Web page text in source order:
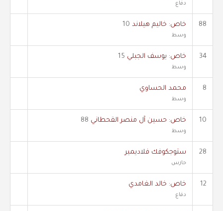
دفاع
88 خاص: خاليم هيلاند 10
وسط
34 خاص: يوسف الجبلي 15
وسط
8 محمد الحساوي
وسط
10 خاص: حسين آل منصر القحطاني 88
وسط
28 ستوجكوفك فلاديمير
حارس
12 خاص: خالد الغامدي
دفاع